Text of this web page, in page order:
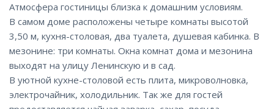
Атмосфера гостиницы близка к домашним условиям.
В самом доме расположены четыре комнаты высотой
3,50 м, кухня-столовая, два туалета, душевая кабинка. В
мезонине: три комнаты. Окна комнат дома и мезонина
выходят на улицу Ленинскую и в сад.
В уютной кухне-столовой есть плита, микроволновка,
электрочайник, холодильник. Так же для гостей